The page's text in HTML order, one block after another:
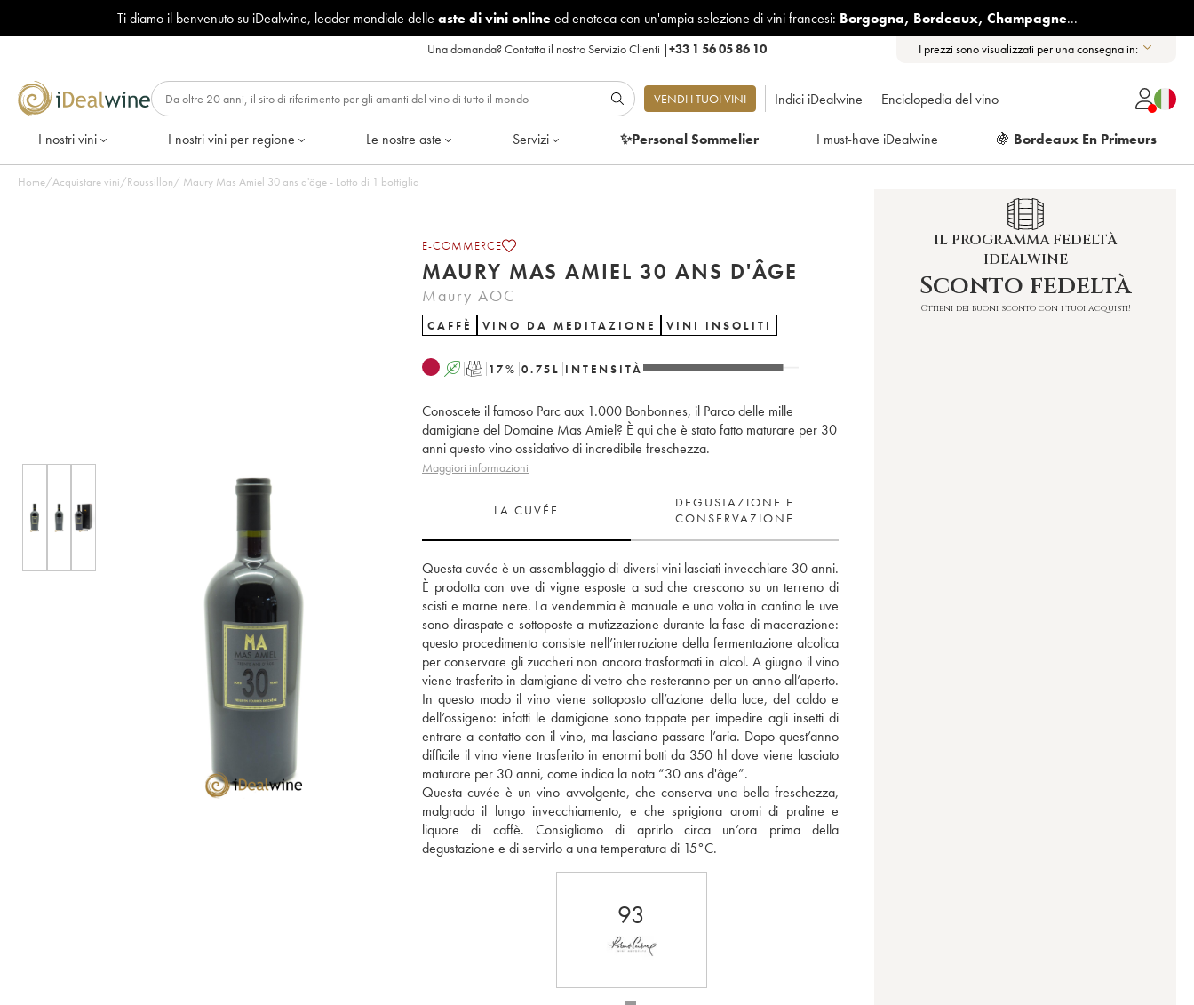
Ti diamo il benvenuto su iDealwine, leader mondiale delle aste di vini onlineed enoteca con un'ampia selezione di vini francesi: Borgogna, Bordeaux, Champagne...
Una domanda?Contatta il nostro Servizio Clienti |+33 1 56 05 86 10 I prezzi sono visualizzati per una consegna in:
VENDI I TUOI VINI Indici iDealwine Enciclopedia del vino
I nostri vini I nostri vini per regione Le nostre aste Servizi ✨Personal Sommelier I must-have iDealwine 🍇 Bordeaux En Primeurs
Home/Acquistare vini/Roussillon/ Maury Mas Amiel 30 ans d'âge - Lotto di 1 bottiglia
E-COMMERCE
MAURY MAS AMIEL 30 ANS D'ÂGE
Maury AOC
CAFFÈ VINO DA MEDITAZIONE VINI INSOLITI
A T 17% 0.75 L INTENSITÀ
Conoscete il famoso Parc aux 1.000 Bonbonnes, il Parco delle mille
damigiane del Domaine Mas Amiel? È qui che è stato fatto maturare per 30
anni questo vino ossidativo di incredibile freschezza.
Maggiori informazioni
LA CUVÉE
DEGUSTAZIONE E
CONSERVAZIONE
Questa cuvée è un assemblaggio di diversi vini lasciati invecchiare 30 anni.
È prodotta con uve di vigne esposte a sud che crescono su un terreno di
scisti e marne nere. La vendemmia è manuale e una volta in cantina le uve
sono diraspate e sottoposte a mutizzazione durante la fase di macerazione:
questo procedimento consiste nell’interruzione della fermentazione alcolica
per conservare gli zuccheri non ancora trasformati in alcol. A giugno il vino
viene trasferito in damigiane di vetro che resteranno per un anno all’aperto.
In questo modo il vino viene sottoposto all’azione della luce, del caldo e
dell’ossigeno: infatti le damigiane sono tappate per impedire agli insetti di
entrare a contatto con il vino, ma lasciano passare l’aria. Dopo quest’anno
difficile il vino viene trasferito in enormi botti da 350 hl dove viene lasciato
maturare per 30 anni, come indica la nota “30 ans d'âge”.
Questa cuvée è un vino avvolgente, che conserva una bella freschezza,
malgrado il lungo invecchiamento, e che sprigiona aromi di praline e
liquore di caffè. Consigliamo di aprirlo circa un’ora prima della
93
IL PROGRAMMA FEDELTÀ
IDEALWINE
Sconto fedeltà
Ottieni dei buoni sconto con i tuoi acquisti!